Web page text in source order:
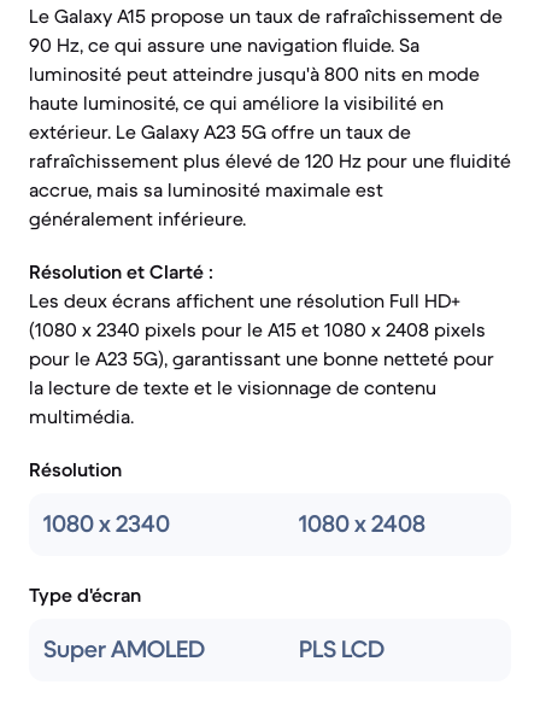
Le Galaxy A15 propose un taux de rafraîchissement de
90 Hz, ce qui assure une navigation fluide. Sa
luminosité peut atteindre jusqu'à 800 nits en mode
haute luminosité, ce qui améliore la visibilité en
extérieur. Le Galaxy A23 5G offre un taux de
rafraîchissement plus élevé de 120 Hz pour une fluidité
accrue, mais sa luminosité maximale est
généralement inférieure.
Résolution et Clarté :
Les deux écrans affichent une résolution Full HD+
(1080 x 2340 pixels pour le A15 et 1080 x 2408 pixels
pour le A23 5G), garantissant une bonne netteté pour
la lecture de texte et le visionnage de contenu
multimédia.
Résolution
1080 x 2340 1080 x 2408
Type d'écran
Super AMOLED PLS LCD